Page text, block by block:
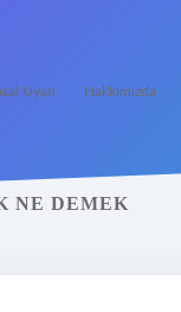
Uyarı Hakkımızda
NE DEMEK